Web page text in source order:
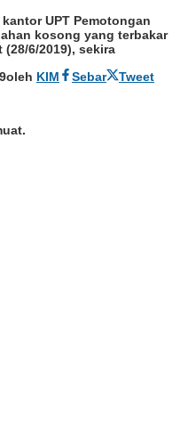
UPT Pemotongan
kosong yang terbakar
6/2019), sekira
oleh KIM Sebar
Tweet